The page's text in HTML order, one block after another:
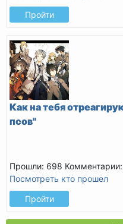
Пройти
Как на тебя
псов"
Прошли: 698
Посмотреть кто прошел
Пройти